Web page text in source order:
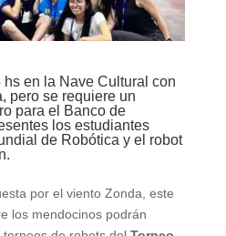
en la Nave Cultural con
pero se requiere un
para el Banco de
los estudiantes
de Robótica y el robot
por el viento Zonda, este
los mendocinos podrán